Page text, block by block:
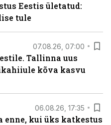
Eestis ületatud:
tule
07.08.26, 07:00
Tallinna uus
kõva kasvu
06.08.26, 17:35
enne, kui üks katkestus